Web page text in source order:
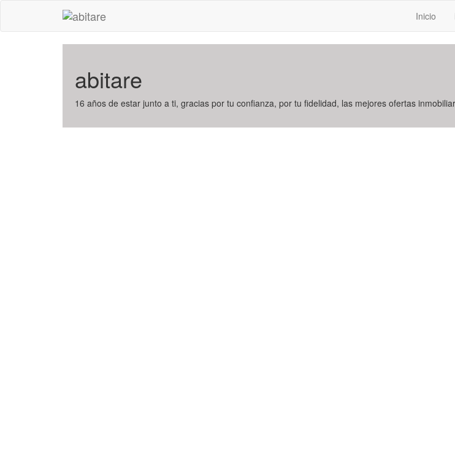
Inicio
abitare
16 años de estar junto a ti, gracias por tu confianza, por tu fidelidad, las mejores ofertas